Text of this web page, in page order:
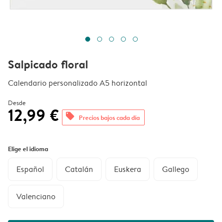
Salpicado floral
Calendario personalizado A5 horizontal
Desde
12,99 € offers Precios bajos cada día
Elige el idioma
Español Catalán Euskera Gallego
Valenciano